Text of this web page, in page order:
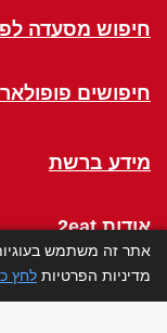
חיפוש מסעדה
חיפושים
מידע ברשת
אודות 2eat
אתר זה משתמש
מדיניות הפרטיות לחץ